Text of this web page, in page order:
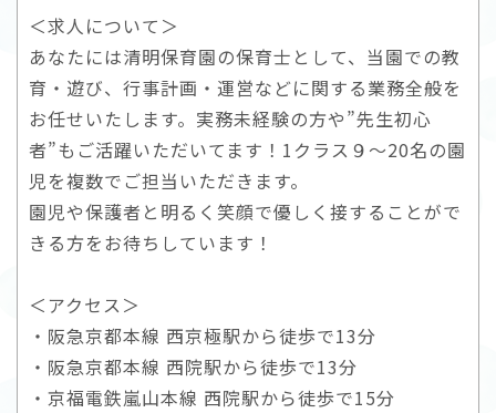
＜求人について＞
あなたには清明保育園の保育士として、当園での教
育・遊び、行事計画・運営などに関する業務全般を
お任せいたします。実務未経験の方や”先生初心
者”もご活躍いただいてます！1クラス９～20名の園
児を複数でご担当いただきます。
園児や保護者と明るく笑顔で優しく接することがで
きる方をお待ちしています！
＜アクセス＞
・阪急京都本線 西京極駅から徒歩で13分
・阪急京都本線 西院駅から徒歩で13分
・京福電鉄嵐山本線 西院駅から徒歩で15分